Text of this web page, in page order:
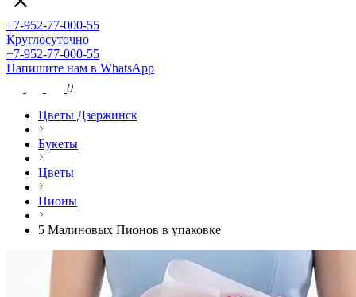
+7-952-77-000-55
Круглосуточно
+7-952-77-000-55
Напишите нам в WhatsApp
0
Цветы Дзержинск
Букеты
Цветы
Пионы
5 Малиновых Пионов в упаковке